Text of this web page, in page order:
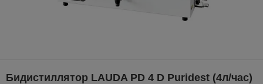
Бидистиллятор LAUDA PD 4 D Puridest (4л/час)